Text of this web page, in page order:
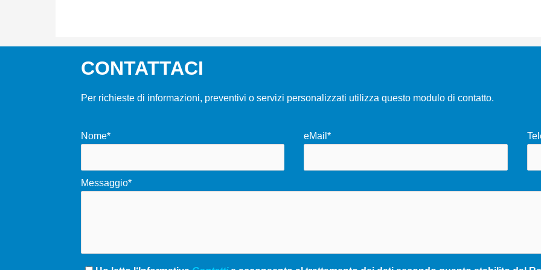
CONTATTACI
Per richieste di informazioni, preventivi o servizi personalizzati utilizza questo modulo di contatto.
Nome* eMail*
Messaggio*